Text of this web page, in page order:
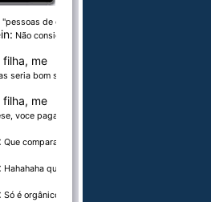
"pessoas de cer...
Não consigo
filha, me
seria bom se
filha, me
voce paga
Que comparação
Hahahaha que
Só é orgânico se